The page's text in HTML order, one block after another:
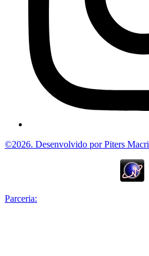
©2026. Desenvolvido por Piters Macri
Parceria: